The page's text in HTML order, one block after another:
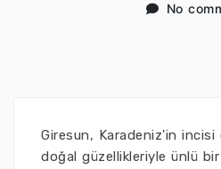
No
Giresun, Karadeniz'in incisi
doğal güzellikleriyle ünlü